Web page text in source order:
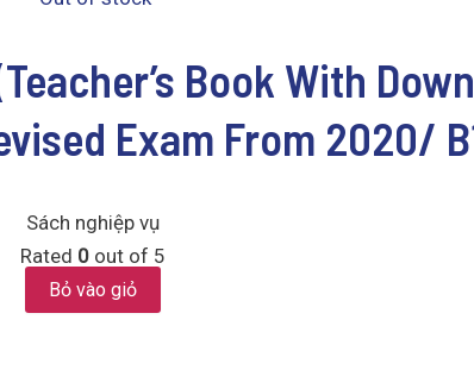
Book With
Exam From 2020/
Sách nghiệp vụ
Rated 0 out of 5
Bỏ vào giỏ